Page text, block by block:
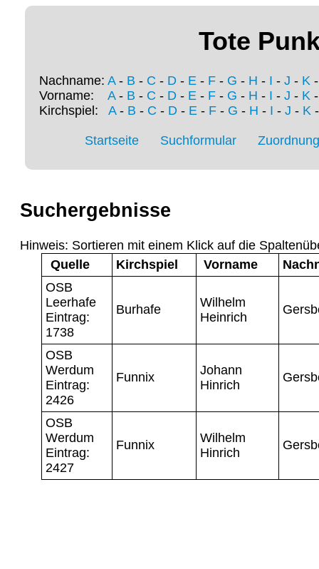
Tote
Nachname: A- B - C - D - E - F - G - H - I - J - K
Vorname: A- B - C - D - E - F - G - H - I - J - K
Kirchspiel: A- B - C - D- E- F- G - H - I - J - K
Startseite Suchformular
Suchergebnisse
Hinweis: Sortieren mit einem Klick auf die
Quelle
Kirchspiel Vorname
OSB
Leerhafe
Eintrag:
1738
Burhafe
Wilhelm
Heinrich
OSB
Werdum
Eintrag:
2426
Funnix
Johann
Hinrich
OSB
Werdum
Eintrag:
2427
Funnix
Wilhelm
Hinrich